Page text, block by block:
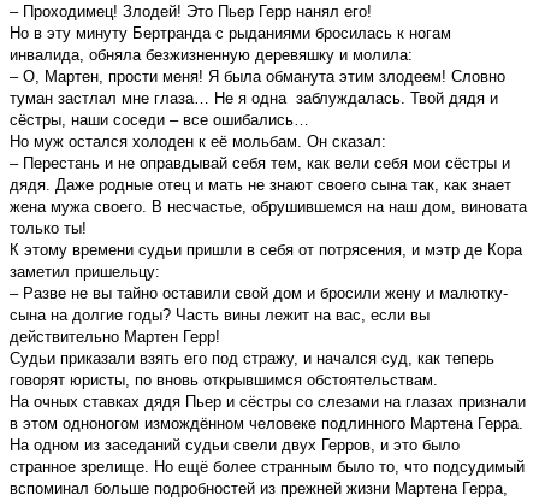
– Проходимец! Злодей! Это Пьер Герр нанял его!
Но в эту минуту Бертранда с рыданиями бросилась к ногам
инвалида, обняла безжизненную деревяшку и молила:
– О, Мартен, прости меня! Я была обманута этим злодеем! Словно
туман застлал мне глаза… Не я одна заблуждалась. Твой дядя и
сёстры, наши соседи – все ошибались…
Но муж остался холоден к её мольбам. Он сказал:
– Перестань и не оправдывай себя тем, как вели себя мои сёстры и
дядя. Даже родные отец и мать не знают своего сына так, как знает
жена мужа своего. В несчастье, обрушившемся на наш дом, виновата
только ты!
К этому времени судьи пришли в себя от потрясения, и мэтр де Кора
заметил пришельцу:
– Разве не вы тайно оставили свой дом и бросили жену и малютку-
сына на долгие годы? Часть вины лежит на вас, если вы
действительно Мартен Герр!
Судьи приказали взять его под стражу, и начался суд, как теперь
говорят юристы, по вновь открывшимся обстоятельствам.
На очных ставках дядя Пьер и сёстры со слезами на глазах признали
в этом одноногом измождённом человеке подлинного Мартена Герра.
На одном из заседаний судьи свели двух Герров, и это было
странное зрелище. Но ещё более странным было то, что подсудимый
вспоминал больше подробностей из прежней жизни Мартена Герра,